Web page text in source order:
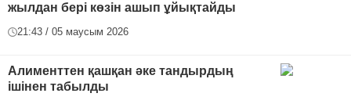
жылдан бері көзін ашып ұйықтайды
21:43 / 05 маусым 2026
Алименттен қашқан әке тандырдың
ішінен табылды